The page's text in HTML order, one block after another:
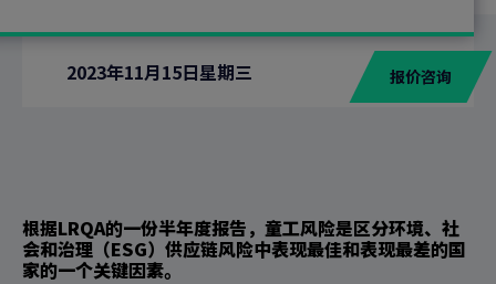
报价咨询
2023年11月15日星期三
根据LRQA的一份半年度报告，童工风险是区分环境、社
会和治理（ESG）供应链风险中表现最佳和表现最差的国
家的一个关键因素。